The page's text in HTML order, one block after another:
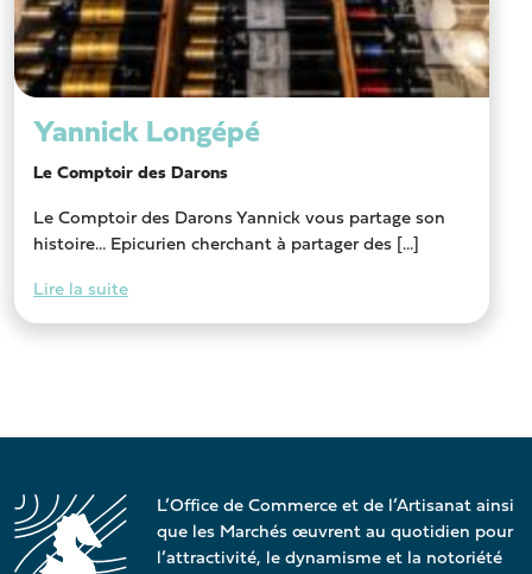
Yannick Longépé
Le Comptoir des Darons
Le Comptoir des Darons Yannick vous partage son
histoire… Epicurien cherchant à partager des [...]
Lire la suite
L’Office de Commerce et de l’Artisanat ainsi
que les Marchés œuvrent au quotidien pour
l’attractivité, le dynamisme et la notoriété